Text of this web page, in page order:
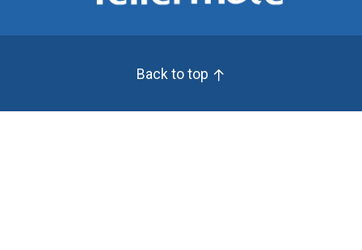
Back to top